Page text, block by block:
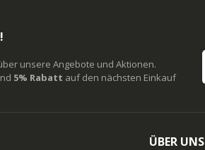
unsere Angebote und Aktionen.
5% Rabatt auf den nächsten Einkauf
ÜBER UNS